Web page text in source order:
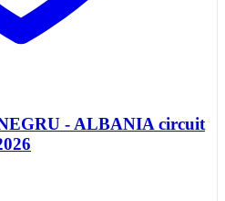
- ALBANIA circuit